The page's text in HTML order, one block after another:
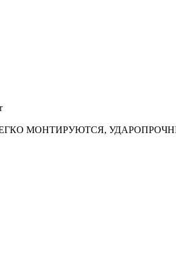
МОНТИРУЮТСЯ,